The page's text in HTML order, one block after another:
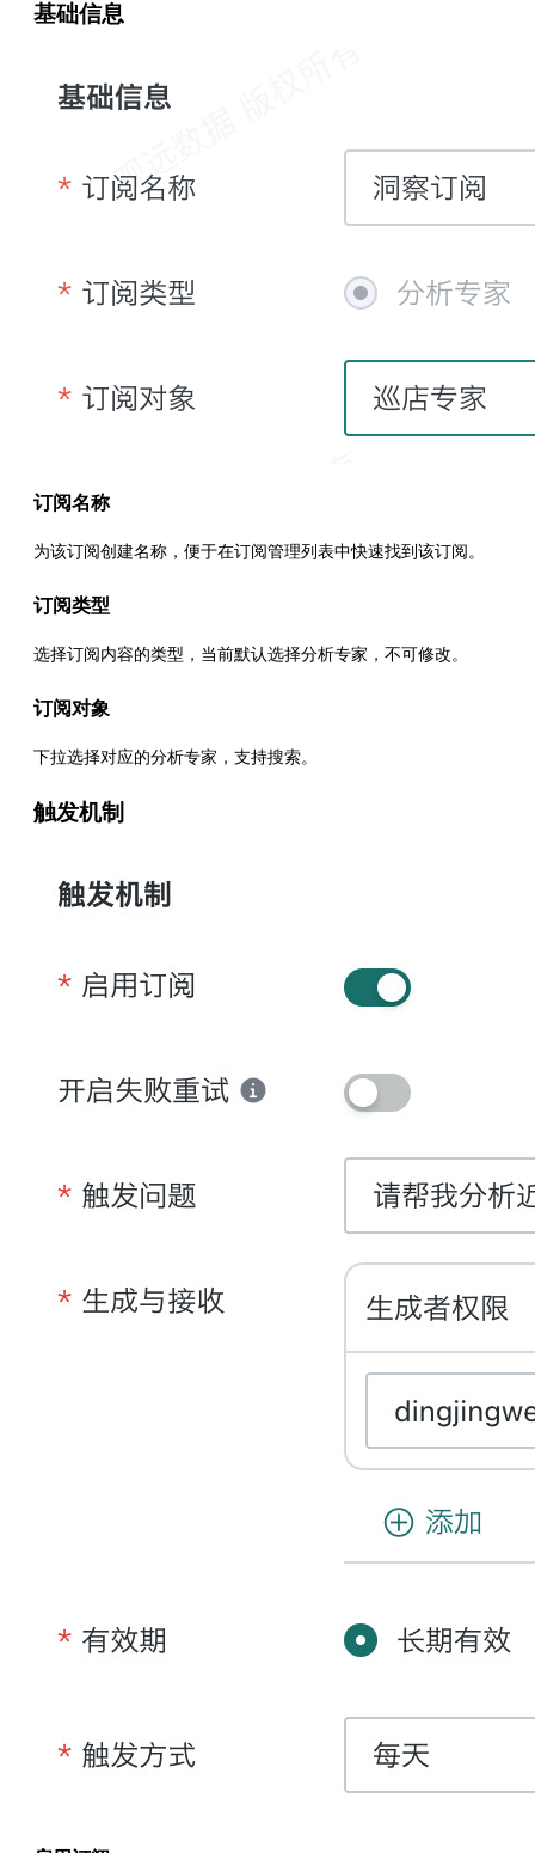
基础信息
订阅名称
为该订阅创建名称，便于在订阅管理列表中快速找到该订阅。
订阅类型
选择订阅内容的类型，当前默认选择分析专家，不可修改。
订阅对象
下拉选择对应的分析专家，支持搜索。
触发机制